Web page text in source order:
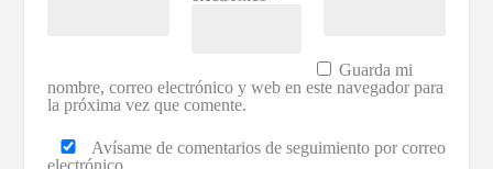
Guarda mi
nombre, correo electrónico y web en este navegador para
la próxima vez que comente.
Avísame de comentarios de seguimiento por correo